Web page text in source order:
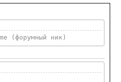
(форумный ник)